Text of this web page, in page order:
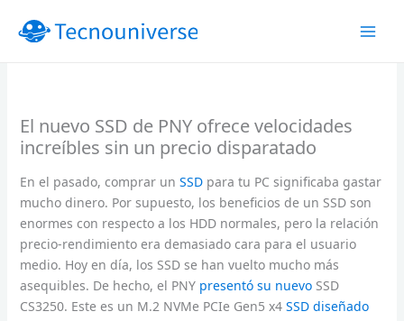
El nuevo SSD de PNY ofrece velocidades
increíbles sin un precio disparatado
En el pasado, comprar un SSDpara tu PC significaba gastar
mucho dinero. Por supuesto, los beneficios de un SSD son
enormes con respecto a los HDD normales, pero la relación
precio-rendimiento era demasiado cara para el usuario
medio. Hoy en día, los SSD se han vuelto mucho más
asequibles. De hecho, el PNY presentó su nuevoSSD
CS3250. Este es un M.2 NVMe PCIe Gen5 x4 SSD diseñado